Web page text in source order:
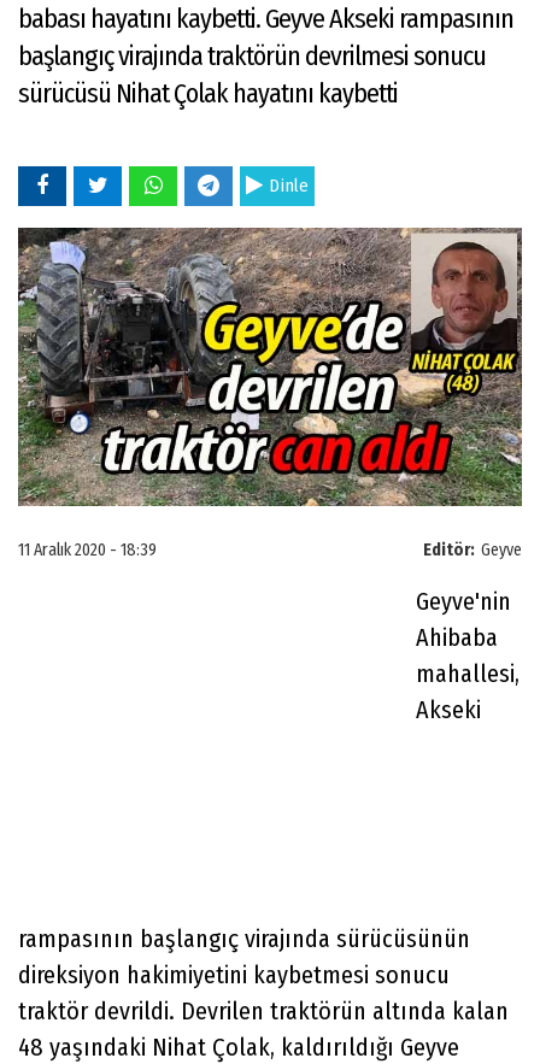
babası hayatını kaybetti. Geyve Akseki rampasının
başlangıç virajında traktörün devrilmesi sonucu
sürücüsü Nihat Çolak hayatını kaybetti
Dinle
Editör: Geyve
11 Aralık 2020 - 18:39
Geyve'nin
Ahibaba
mahallesi,
Akseki
rampasının başlangıç virajında sürücüsünün
direksiyon hakimiyetini kaybetmesi sonucu
traktör devrildi. Devrilen traktörün altında kalan
48 yaşındaki Nihat Çolak, kaldırıldığı Geyve